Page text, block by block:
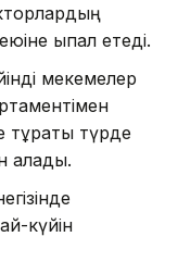
ықпал етеді.
мекемелер
тұрақты түрде
алады.
күйін